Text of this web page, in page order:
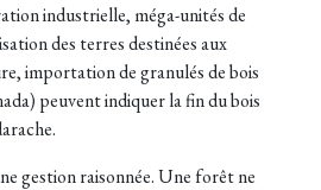
industrielle, méga-unités de
des terres destinées aux
importation de granulés de bois
peuvent indiquer la fin du bois
gestion raisonnée. Une forêt ne